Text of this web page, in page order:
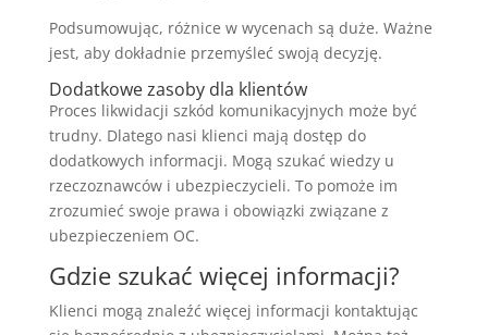
Podsumowując, różnice w wycenach są duże. Ważne
jest, aby dokładnie przemyśleć swoją decyzję.
Dodatkowe zasoby dla klientów
Proces likwidacji szkód komunikacyjnych może być
trudny. Dlatego nasi klienci mają dostęp do
dodatkowych informacji. Mogą szukać wiedzy u
rzeczoznawców i ubezpieczycieli. To pomoże im
zrozumieć swoje prawa i obowiązki związane z
ubezpieczeniem OC.
Gdzie szukać więcej informacji?
Klienci mogą znaleźć więcej informacji kontaktując